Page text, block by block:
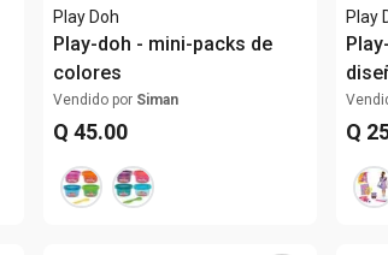
Play Doh
Play-doh - mini-packs de
colores
Vendido por Siman
Q 45.00
Play
Q